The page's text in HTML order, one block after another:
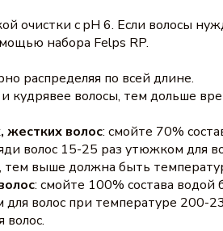
очистки с pH 6. Если волосы
набора Felps RP.
распределяя по всей длине.
кудрявее волосы, тем дольше
жестких волос: смойте 70%
волос 15-25 раз утюжком для
тем выше должна быть
: смойте 100% состава
волос при температуре 200-
волос.